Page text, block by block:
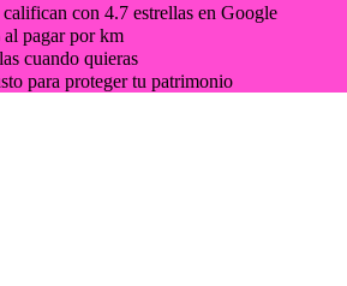
con 4.7 estrellas en Google
pagar por km
cuando quieras
para proteger tu patrimonio